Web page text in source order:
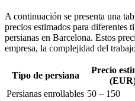
A continuación se presenta una
precios estimados para diferentes
persianas en Barcelona. Estos
empresa, la complejidad del
Tipo de persiana
Precio
Persianas enrollables 50 – 150